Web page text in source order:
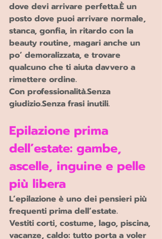
dove devi arrivare perfetta.È un
posto dove puoi arrivare normale,
stanca, gonfia, in ritardo con la
beauty routine, magari anche un
po’ demoralizzata, e trovare
qualcuno che ti aiuta davvero a
rimettere ordine.
Con professionalità.Senza
giudizio.Senza frasi inutili.
Epilazione prima
dell’estate: gambe,
ascelle, inguine e pelle
più libera
L’epilazione è uno dei pensieri più
frequenti prima dell’estate.
Vestiti corti, costume, lago, piscina,
vacanze, caldo: tutto porta a voler